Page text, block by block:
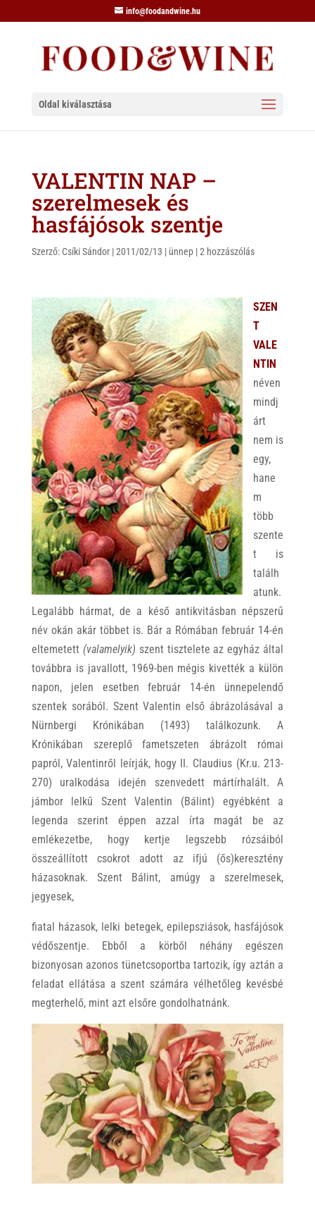
info@foodandwine.hu
Oldal kiválasztása
VALENTIN NAP –
szerelmesek és
hasfájósok szentje
Szerző: Csíki Sándor|2011/02/13 | ünnep|2 hozzászólás
SZEN
T
VALE
NTIN
néven
mindj
árt
nem is
egy,
hane
m
több
szente
t is
találh
atunk.
Legalább hármat, de a késő antikvitásban népszerű
név okán akár többet is. Bár a Rómában február 14-én
eltemetett (valamelyik) szent tisztelete az egyház által
továbbra is javallott, 1969-ben mégis kivették a külön
napon, jelen esetben február 14-én ünnepelendő
szentek sorából. Szent Valentin első ábrázolásával a
Nürnbergi Krónikában (1493) találkozunk. A
Krónikában szereplő fametszeten ábrázolt római
papról, Valentinről leírják, hogy II. Claudius (Kr.u. 213-
270) uralkodása idején szenvedett mártírhalált. A
jámbor lelkű Szent Valentin (Bálint) egyébként a
legenda szerint éppen azzal írta magát be az
emlékezetbe, hogy kertje legszebb rózsáiból
összeállított csokrot adott az ifjú (ős)keresztény
házasoknak. Szent Bálint, amúgy a szerelmesek,
jegyesek,
fiatal házasok, lelki betegek, epilepsziások, hasfájósok
védőszentje. Ebből a körből néhány egészen
bizonyosan azonos tünetcsoportba tartozik, így aztán a
feladat ellátása a szent számára vélhetőleg kevésbé
megterhelő, mint azt elsőre gondolhatnánk.